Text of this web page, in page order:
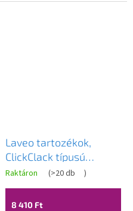
Laveo tartozékok,
ClickClack típusú
leeresztő dugó
túlfolyóval, fényes
arany, LAV-CKK_G2R3
Raktáron (>20 db )
8 410 Ft